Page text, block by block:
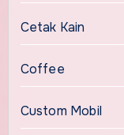
Cetak Kain
Coffee
Custom Mobil